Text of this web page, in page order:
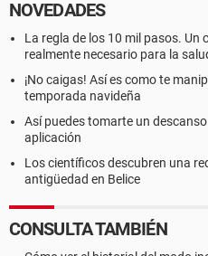
NOVEDADES
La regla de los 10 mil pasos. Un
realmente necesario para la
¡No caigas! Así es como te
temporada navideña
Así puedes tomarte un
aplicación
Los científicos descubren una
antigüedad en Belice
CONSULTA TAMBIÉN